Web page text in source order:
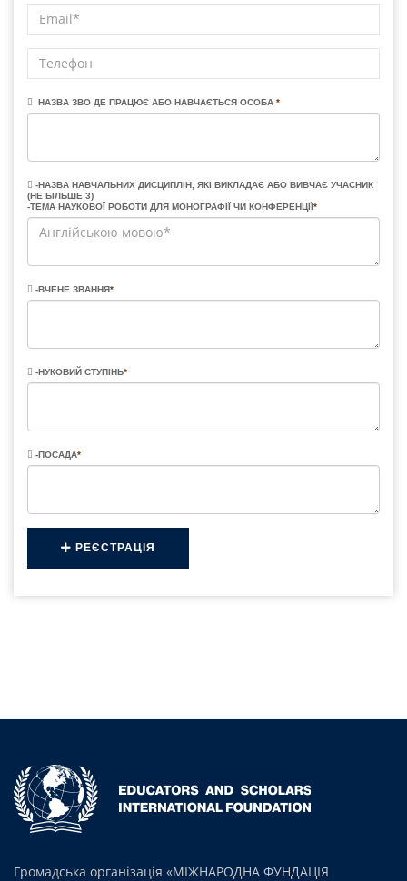
НАЗВА ЗВО ДЕ ПРАЦЮЄ АБО НАВЧАЄТЬСЯ ОСОБА *
-НАЗВА НАВЧАЛЬНИХ ДИСЦИПЛІН, ЯКІ ВИКЛАДАЄ АБО ВИВЧАЄ УЧАСНИК
(НЕ БІЛЬШЕ 3)
-ТЕМА НАУКОВОЇ РОБОТИ ДЛЯ МОНОГРАФІЇ ЧИ КОНФЕРЕНЦІЇ*
-ВЧЕНЕ ЗВАННЯ*
-НУКОВИЙ СТУПІНЬ*
-ПОСАДА*
РЕЄСТРАЦІЯ
Громадська організація «МІЖНАРОДНА ФУНДАЦІЯ